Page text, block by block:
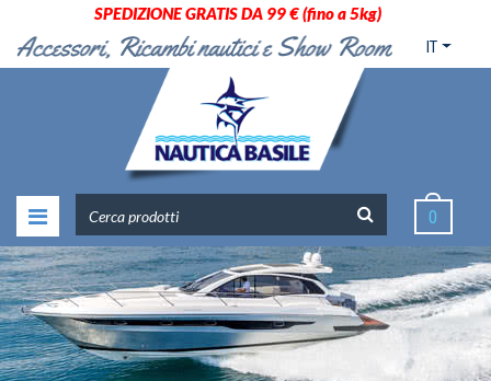
SPEDIZIONE GRATIS DA 99 € (fino a 5kg)
IT
0